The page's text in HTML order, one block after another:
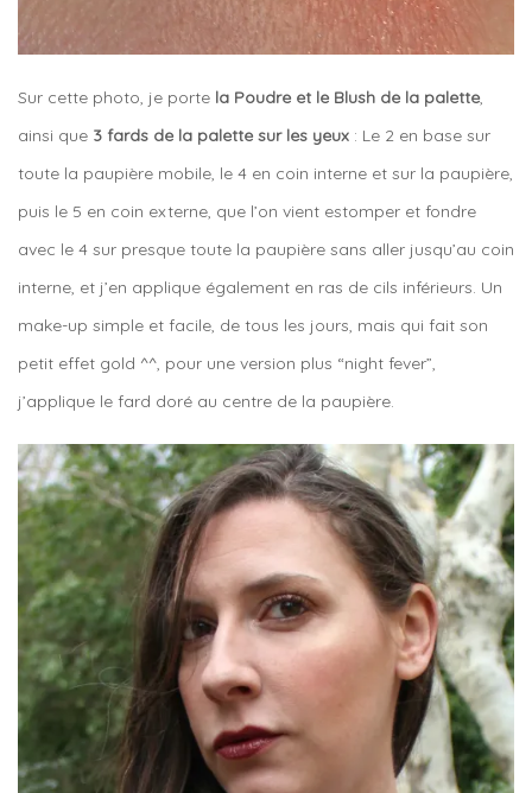
Sur cette photo, je porte la Poudre et le Blush de la palette,
ainsi que 3 fards de la palette sur les yeux : Le 2 en base sur
toute la paupière mobile, le 4 en coin interne et sur la paupière,
puis le 5 en coin externe, que l’on vient estomper et fondre
avec le 4 sur presque toute la paupière sans aller jusqu’au coin
interne, et j’en applique également en ras de cils inférieurs. Un
make-up simple et facile, de tous les jours, mais qui fait son
petit effet gold ^^, pour une version plus “night fever”,
j’applique le fard doré au centre de la paupière.